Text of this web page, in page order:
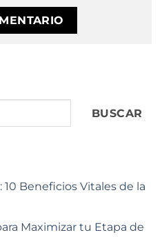
BUSCAR
Beneficios Vitales de la
Maximizar tu Etapa de